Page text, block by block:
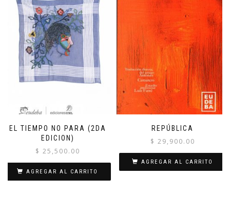
EL TIEMPO NO PARA (2DA
EDICION)
$ 25,500.00
AGREGAR AL CARRITO
REPÚBLICA
$ 29,900.00
AGREGAR AL CARRITO